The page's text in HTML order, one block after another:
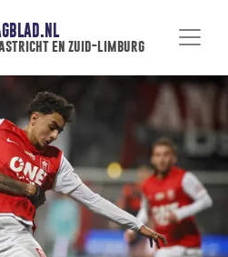
en zuid-limburg